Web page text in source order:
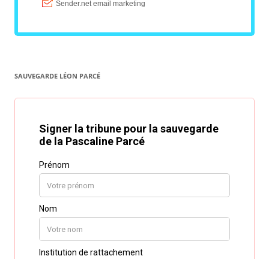
SAUVEGARDE LÉON PARCÉ